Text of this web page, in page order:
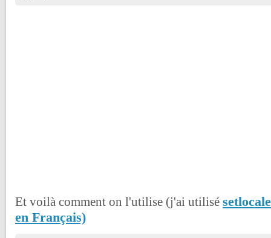
Et voilà comment on l'utilise (j'ai utilisé
en Français)